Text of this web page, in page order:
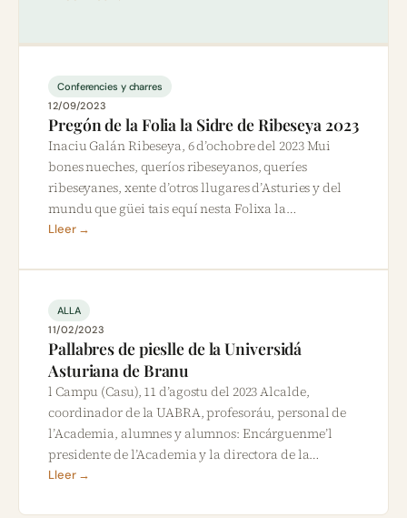
Conferencies y charres
12/09/2023
Pregón de la Folia la Sidre de Ribeseya 2023
Inaciu Galán Ribeseya, 6 d’ochobre del 2023 Mui
bones nueches, queríos ribeseyanos, queríes
ribeseyanes, xente d’otros llugares d’Asturies y del
mundu que güei tais equí nesta Folixa la…
Lleer →
ALLA
11/02/2023
Pallabres de pieslle de la Universidá
Asturiana de Branu
l Campu (Casu), 11 d’agostu del 2023 Alcalde,
coordinador de la UABRA, profesoráu, personal de
l’Academia, alumnes y alumnos: Encárguenme’l
presidente de l’Academia y la directora de la…
Lleer →